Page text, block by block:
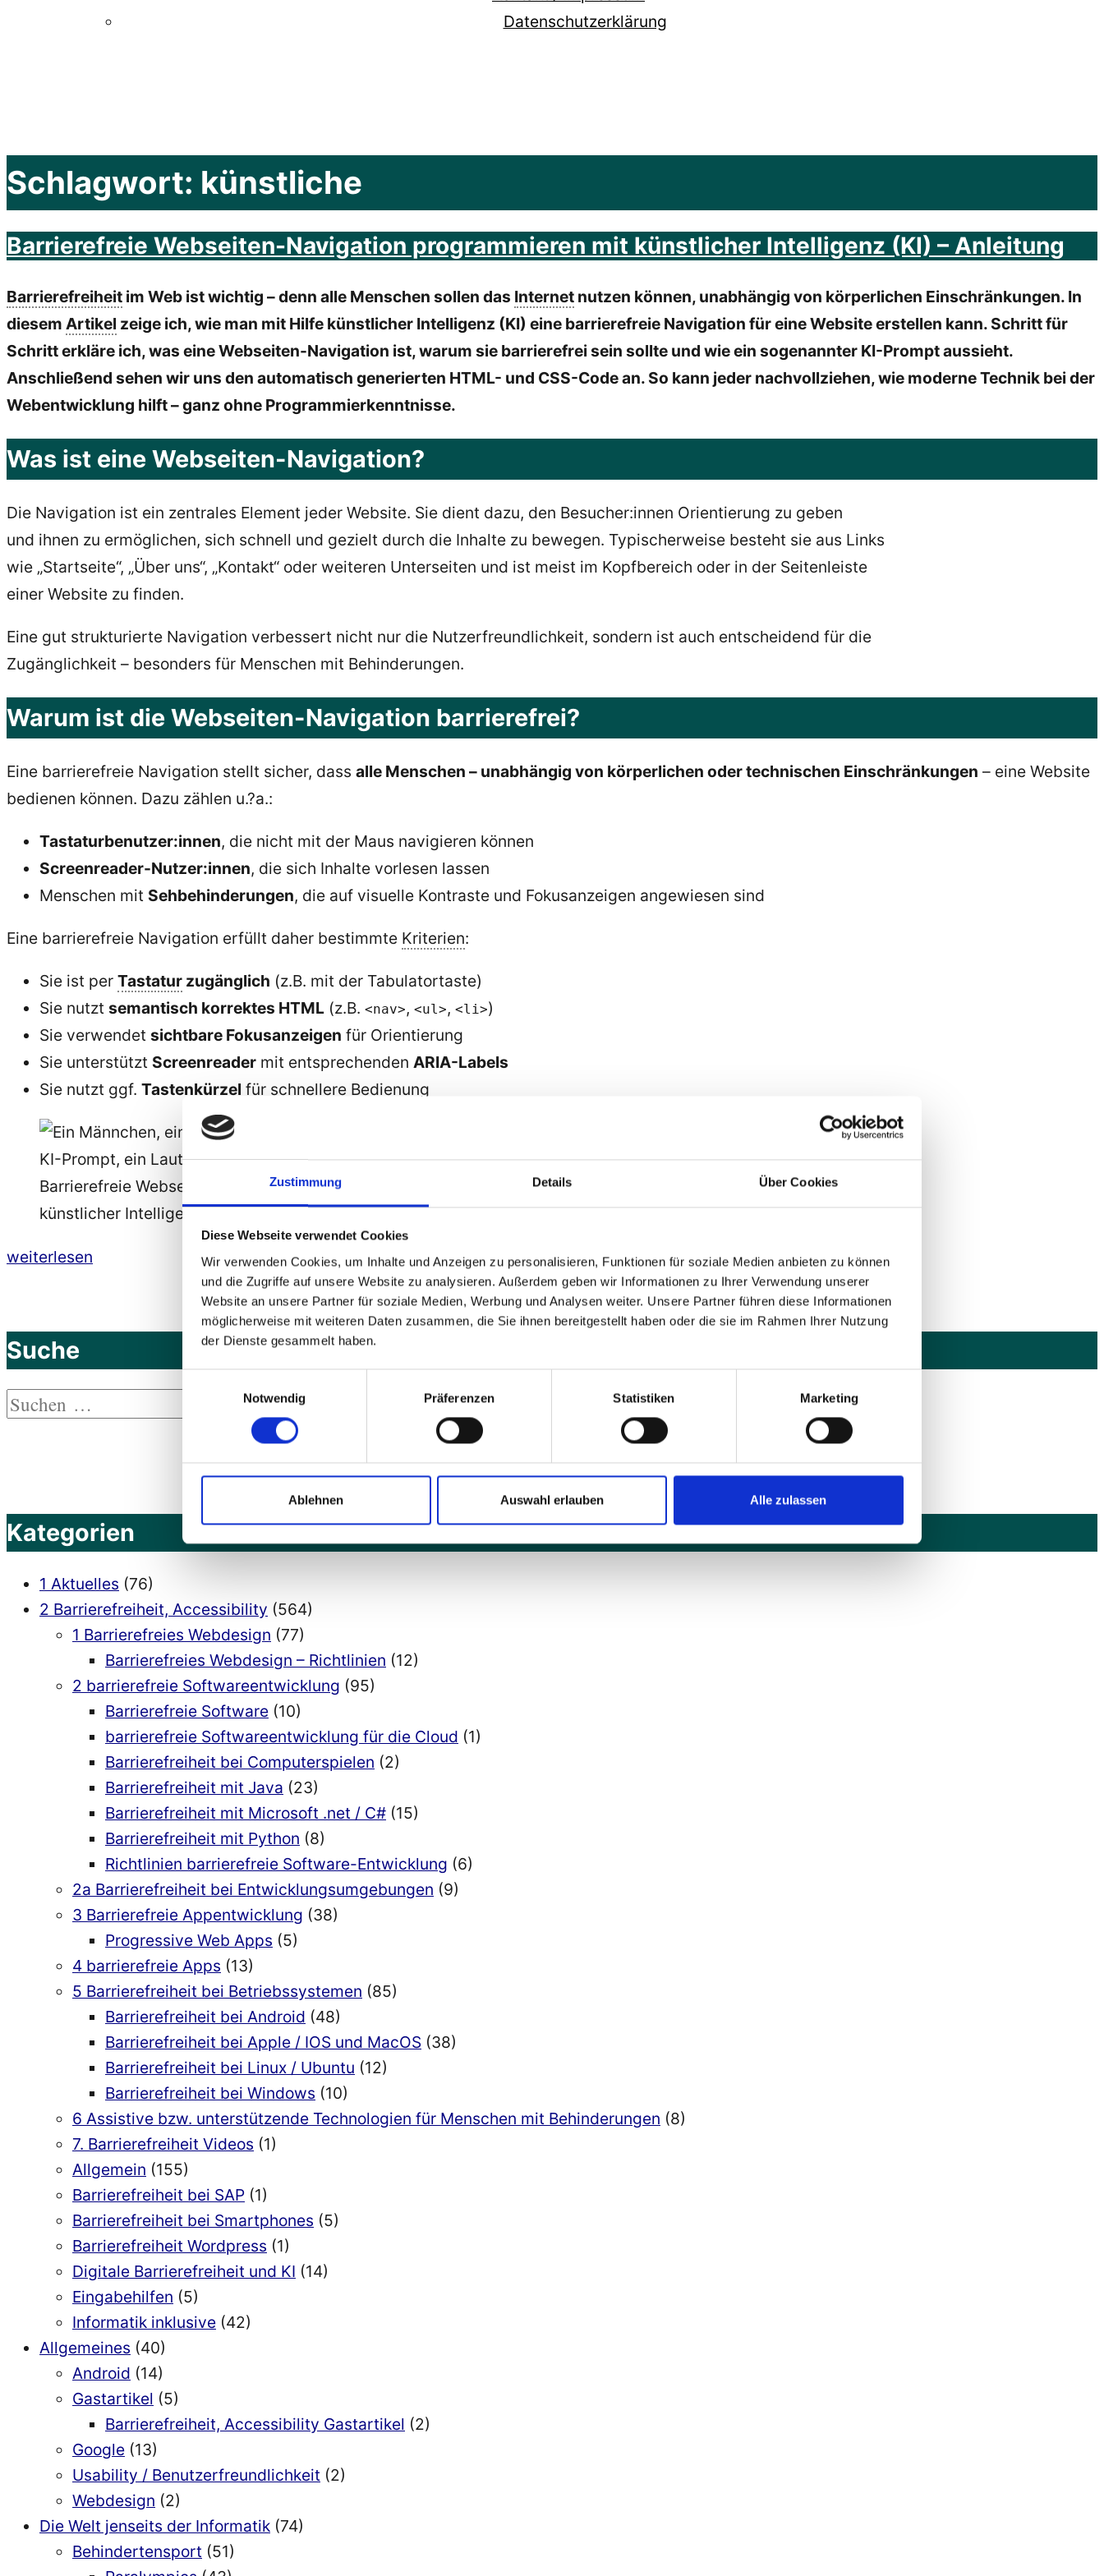
Zustimmung Details Über Cookies
Diese Webseite verwendet Cookies
Wir verwenden Cookies, um Inhalte und Anzeigen zu personalisieren, Funktionen für soziale Medien anbieten zu können
und die Zugriffe auf unsere Website zu analysieren. Außerdem geben wir Informationen zu Ihrer Verwendung unserer
Website an unsere Partner für soziale Medien, Werbung und Analysen weiter. Unsere Partner führen diese Informationen
möglicherweise mit weiteren Daten zusammen, die Sie ihnen bereitgestellt haben oder die sie im Rahmen Ihrer Nutzung
der Dienste gesammelt haben.
Notwendig
Präferenzen Statistiken Marketing
Ablehnen Auswahl erlauben Alle zulassen
Datenschutzerklärung
Schlagwort: künstliche
Barrierefreie Webseiten-Navigation programmieren mit künstlicher Intelligenz (KI) – Anleitung
Barrierefreiheit im Web ist wichtig – denn alle Menschen sollen das Internet nutzen können, unabhängig von körperlichen Einschränkungen. In
diesem Artikel zeige ich, wie man mit Hilfe künstlicher Intelligenz (KI) eine barrierefreie Navigation für eine Website erstellen kann. Schritt für
Schritt erkläre ich, was eine Webseiten-Navigation ist, warum sie barrierefrei sein sollte und wie ein sogenannter KI-Prompt aussieht.
Anschließend sehen wir uns den automatisch generierten HTML- und CSS-Code an. So kann jeder nachvollziehen, wie moderne Technik bei der
Webentwicklung hilft – ganz ohne Programmierkenntnisse.
Was ist eine Webseiten-Navigation?
Die Navigation ist ein zentrales Element jeder Website. Sie dient dazu, den Besucher:innen Orientierung zu geben
und ihnen zu ermöglichen, sich schnell und gezielt durch die Inhalte zu bewegen. Typischerweise besteht sie aus Links
wie „Startseite“, „Über uns“, „Kontakt“ oder weiteren Unterseiten und ist meist im Kopfbereich oder in der Seitenleiste
einer Website zu finden.
Eine gut strukturierte Navigation verbessert nicht nur die Nutzerfreundlichkeit, sondern ist auch entscheidend für die
Zugänglichkeit – besonders für Menschen mit Behinderungen.
Warum ist die Webseiten-Navigation barrierefrei?
Eine barrierefreie Navigation stellt sicher, dass alle Menschen – unabhängig von körperlichen oder technischen Einschränkungen – eine Website
bedienen können. Dazu zählen u.?a.:
Tastaturbenutzer:innen, die nicht mit der Maus navigieren können
Screenreader-Nutzer:innen, die sich Inhalte vorlesen lassen
Menschen mit Sehbehinderungen, die auf visuelle Kontraste und Fokusanzeigen angewiesen sind
Eine barrierefreie Navigation erfüllt daher bestimmte Kriterien:
Sie ist per Tastatur zugänglich (z.B. mit der Tabulatortaste)
Sie nutzt semantisch korrektes HTML (z.B. <nav>, <ul>, <li>)
Sie verwendet sichtbare Fokusanzeigen für Orientierung
Sie unterstützt Screenreader mit entsprechenden ARIA-Labels
Sie nutzt ggf. Tastenkürzel für schnellere Bedienung
Barrierefreie Webseiten-Navigation programmieren mit
künstlicher Intelligenz
„Barrierefreie
programmieren
mit
künstlicher
Intelligenz
weiterlesen
Suche
Suchen
Suchen
Kategorien
1 Aktuelles (76)
2 Barrierefreiheit, Accessibility (564)
1 Barrierefreies Webdesign (77)
Barrierefreies Webdesign – Richtlinien (12)
2 barrierefreie Softwareentwicklung (95)
Barrierefreie Software (10)
barrierefreie Softwareentwicklung für die Cloud (1)
Barrierefreiheit bei Computerspielen (2)
Barrierefreiheit mit Java (23)
Barrierefreiheit mit Microsoft .net / C# (15)
Barrierefreiheit mit Python (8)
Richtlinien barrierefreie Software-Entwicklung (6)
2a Barrierefreiheit bei Entwicklungsumgebungen (9)
3 Barrierefreie Appentwicklung (38)
Progressive Web Apps (5)
4 barrierefreie Apps (13)
5 Barrierefreiheit bei Betriebssystemen (85)
Barrierefreiheit bei Android (48)
Barrierefreiheit bei Apple / IOS und MacOS (38)
Barrierefreiheit bei Linux / Ubuntu (12)
Barrierefreiheit bei Windows (10)
6 Assistive bzw. unterstützende Technologien für Menschen mit Behinderungen (8)
7. Barrierefreiheit Videos (1)
Allgemein (155)
Barrierefreiheit bei SAP (1)
Barrierefreiheit bei Smartphones (5)
Barrierefreiheit Wordpress (1)
Digitale Barrierefreiheit und KI (14)
Eingabehilfen (5)
Informatik inklusive (42)
Allgemeines (40)
Android (14)
Gastartikel (5)
Barrierefreiheit, Accessibility Gastartikel (2)
Google (13)
Usability / Benutzerfreundlichkeit (2)
Webdesign (2)
Die Welt jenseits der Informatik (74)
Behindertensport (51)